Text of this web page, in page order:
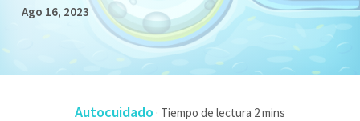
Ago 16, 2023
Autocuidado ·